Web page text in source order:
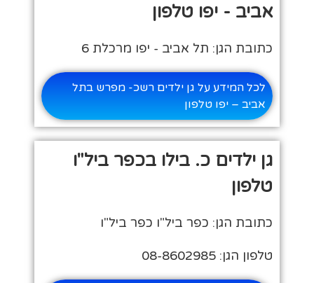
אביב - יפו טלפון
כתובת הגן: תל אביב - יפו מרכלת 6
לכל המידע על גן ילדים רשכ- מפרש בתל
אביב – יפו טלפון
גן ילדים כ. בילו בכפר ביל"ו
טלפון
כתובת הגן: כפר ביל"ו כפר ביל"ו
טלפון הגן: 08-8602985